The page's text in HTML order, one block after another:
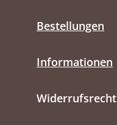
Bestellungen
Informationen
Widerrufsrecht